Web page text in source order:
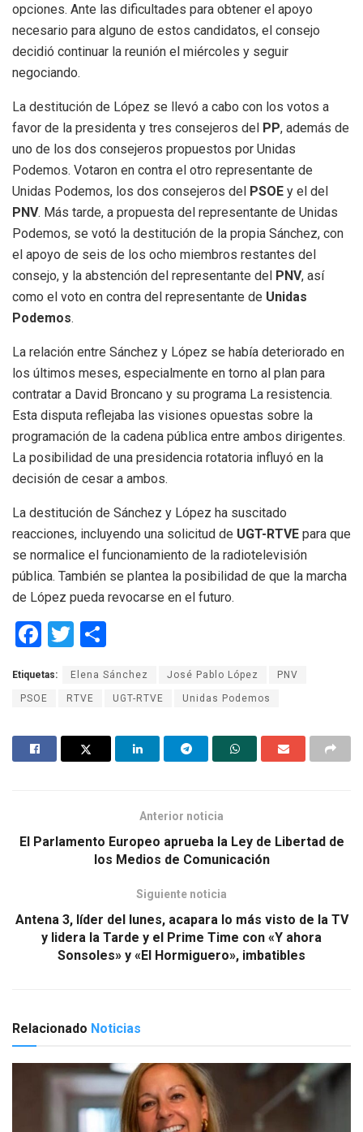
opciones. Ante las dificultades para obtener el apoyo
necesario para alguno de estos candidatos, el consejo
decidió continuar la reunión el miércoles y seguir
negociando.
La destitución de López se llevó a cabo con los votos a
favor de la presidenta y tres consejeros del PP, además de
uno de los dos consejeros propuestos por Unidas
Podemos. Votaron en contra el otro representante de
Unidas Podemos, los dos consejeros del PSOE y el del
PNV. Más tarde, a propuesta del representante de Unidas
Podemos, se votó la destitución de la propia Sánchez, con
el apoyo de seis de los ocho miembros restantes del
consejo, y la abstención del representante del PNV, así
como el voto en contra del representante de Unidas
Podemos.
La relación entre Sánchez y López se había deteriorado en
los últimos meses, especialmente en torno al plan para
contratar a David Broncano y su programa La resistencia.
Esta disputa reflejaba las visiones opuestas sobre la
programación de la cadena pública entre ambos dirigentes.
La posibilidad de una presidencia rotatoria influyó en la
decisión de cesar a ambos.
La destitución de Sánchez y López ha suscitado
reacciones, incluyendo una solicitud de UGT-RTVE para que
se normalice el funcionamiento de la radiotelevisión
pública. También se plantea la posibilidad de que la marcha
de López pueda revocarse en el futuro.
F
ce
b
o
o
T
tt
er
m
p
ar
tir
Etiquetas: Elena Sánchez José Pablo López PNV
PSOE RTVE UGT-RTVE Unidas Podemos
Anterior noticia
El Parlamento Europeo aprueba la Ley de Libertad de
los Medios de Comunicación
Siguiente noticia
Antena 3, líder del lunes, acapara lo más visto de la TV
y lidera la Tarde y el Prime Time con «Y ahora
Sonsoles» y «El Hormiguero», imbatibles
Relacionado Noticias